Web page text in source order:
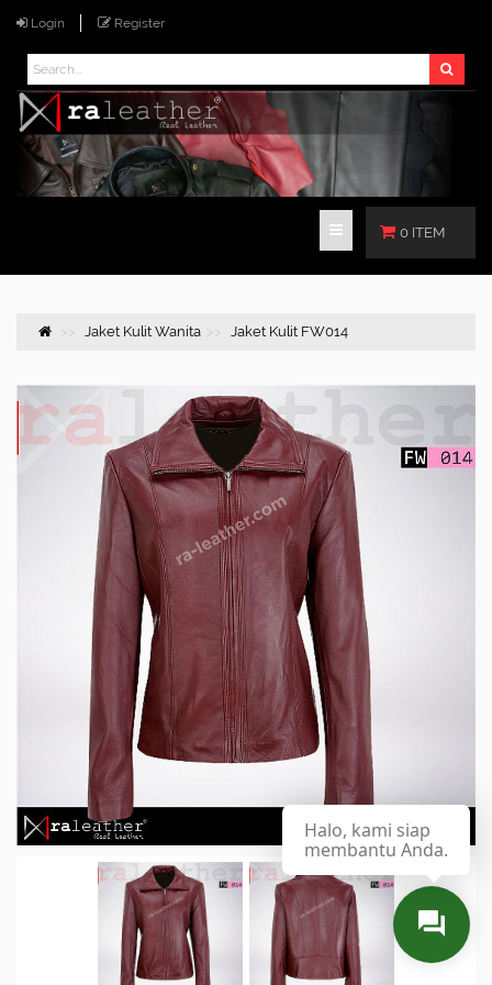
Login Register
0 ITEM
Jaket Kulit Wanita Jaket Kulit FW014
Halo, kami siap
membantu Anda.